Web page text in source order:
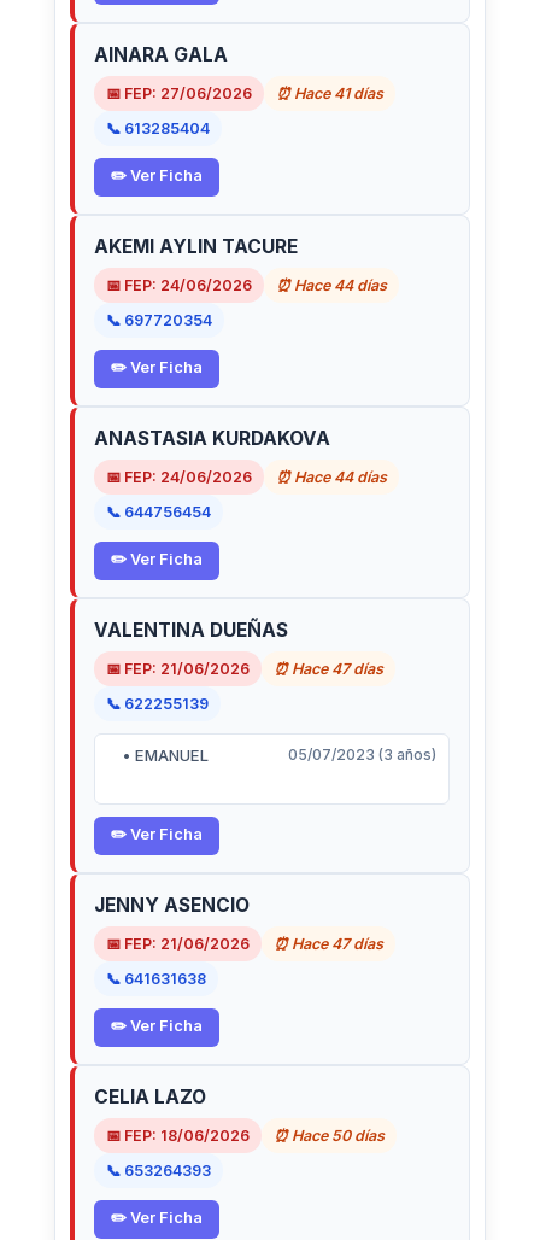
AINARA GALA
📅 FEP: 27/06/2026
⏰ Hace 41 días
📞 613285404
✏️ Ver Ficha
AKEMI AYLIN TACURE
📅 FEP: 24/06/2026
⏰ Hace 44 días
📞 697720354
✏️ Ver Ficha
ANASTASIA KURDAKOVA
📅 FEP: 24/06/2026
⏰ Hace 44 días
📞 644756454
✏️ Ver Ficha
VALENTINA DUEÑAS
📅 FEP: 21/06/2026
⏰ Hace 47 días
📞 622255139
• EMANUEL 05/07/2023 (3 años)
✏️ Ver Ficha
JENNY ASENCIO
📅 FEP: 21/06/2026
⏰ Hace 47 días
📞 641631638
✏️ Ver Ficha
CELIA LAZO
📅 FEP: 18/06/2026
⏰ Hace 50 días
📞 653264393
✏️ Ver Ficha